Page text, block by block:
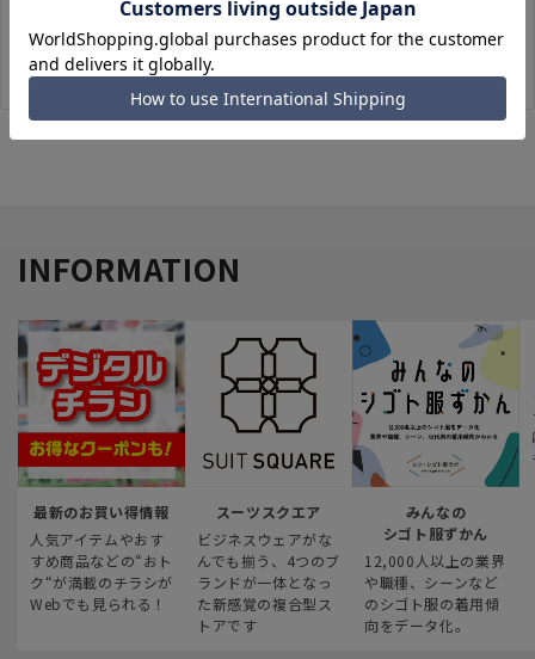
INFORMATION
最新のお買い得情報
人気アイテムやおす
すめ商品などの“おト
ク“が満載のチラシが
Webでも見られる！
スーツスクエア
ビジネスウェアがな
んでも揃う、4つのブ
ランドが一体となっ
た新感覚の複合型ス
トアです
みんなの
シゴト服ずかん
12,000人以上の業界
や職種、シーンなど
のシゴト服の着用傾
向をデータ化。